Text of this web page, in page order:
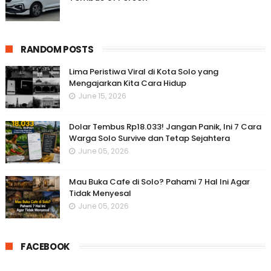
RANDOM POSTS
Lima Peristiwa Viral di Kota Solo yang
Mengajarkan Kita Cara Hidup
June 15, 2026
Dolar Tembus Rp18.033! Jangan Panik, Ini 7 Cara
Warga Solo Survive dan Tetap Sejahtera
June 05, 2026
Mau Buka Cafe di Solo? Pahami 7 Hal Ini Agar
Tidak Menyesal
June 05, 2026
FACEBOOK